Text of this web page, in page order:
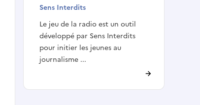
Sens Interdits
Le jeu de la radio est un outil
développé par Sens Interdits
pour initier les jeunes au
journalisme ...